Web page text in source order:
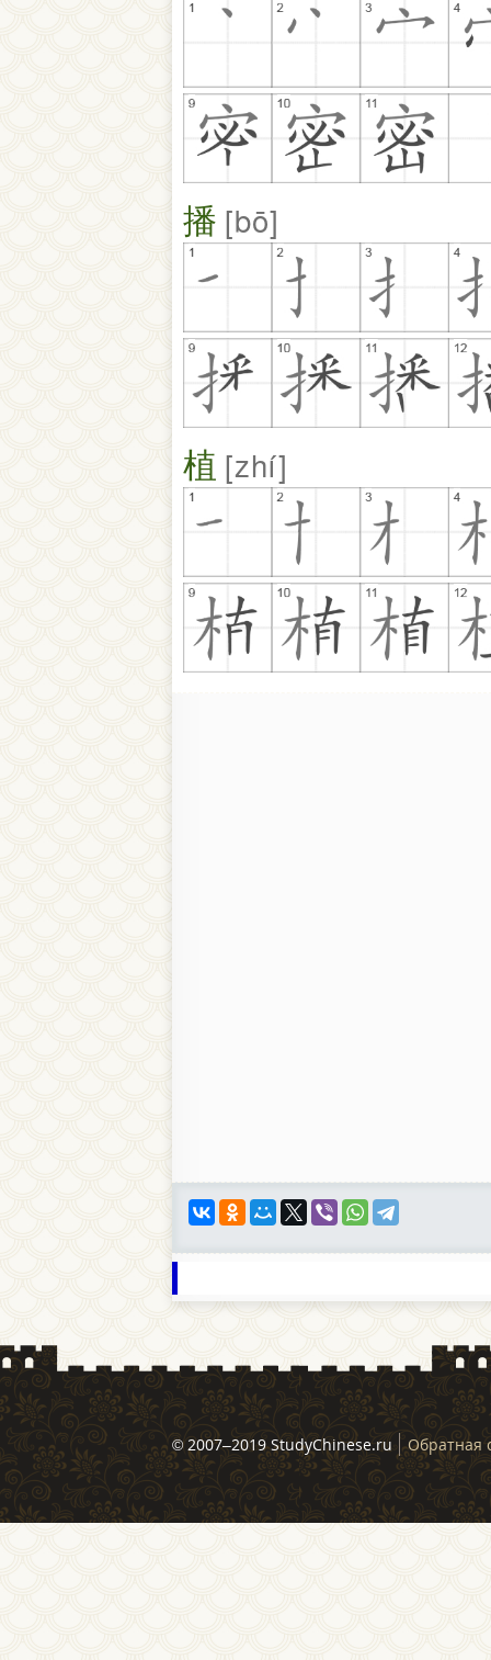
播 bō
植 zhí
© 2007–2019 StudyChinese.ru Обратная